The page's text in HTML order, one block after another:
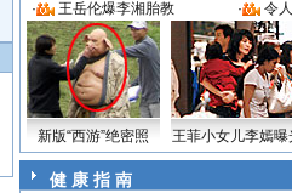
·
王岳伦爆李湘胎教 · 令
新版“西游”绝密照 王菲小女儿李嫣曝
健 康 指 南